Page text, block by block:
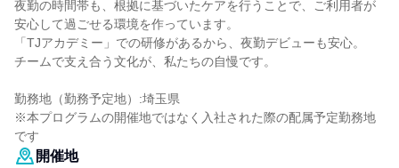
夜勤の時間帯も、根拠に基づいたケアを行うことで、ご利用者が
安心して過ごせる環境を作っています。
「TJアカデミー」での研修があるから、夜勤デビューも安心。
チームで支え合う文化が、私たちの自慢です。
勤務地（勤務予定地）:埼玉県
※本プログラムの開催地ではなく入社された際の配属予定勤務地
です
開催地